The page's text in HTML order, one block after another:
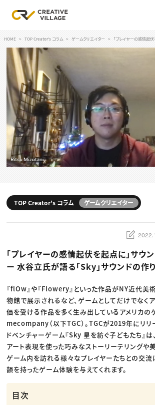
ログイン
RECRUIT
クリエイター求人を探す
CREATIVE JOB求人検索
特集求人
採用説明会
転職支援サービス
CONTENTS
スキルアップしたい！ トップ
デザイン
動画配信・映像制作
ディレクション
業界解説・キャリア事情
お役立ち基礎知識
TOP Creator’s コラム
ゲームクリエイター
映像クリエイター
マーケッター
クリエイターインタビュー
C＆R Magazine
ニュース・トレンド
Web
映像
ゲーム・エンタメ
広告
出版
CREATIVE VILLAGEからのお知らせ
プロフェッショナル×つながる×メデ
HOME TOP Creator's コラム ゲームクリエイター 「プレイヤーの感情起
TOP Creator's コラム ゲームクリエイター
「プレイヤーの感情起伏を起点に」サウ
ー 水谷立氏が語る「Sky」サウンドの作
『flOw』や『Flowery』といった作品がNY近代美
物館で展示されるなど、ゲームとしてだけでなく
価を受ける作品を多く生み出しているアメリカ
mecompany（以下TGC）。TGCが2019年にリリ
ドベンチャーゲーム『Sky 星を紡ぐ子どもたち』は
アート表現を使った巧みなストーリーテリングや
ゲーム内を訪れる様々なプレイヤーたちとの交流
韻を持ったゲーム体験を与えてくれます。
目次